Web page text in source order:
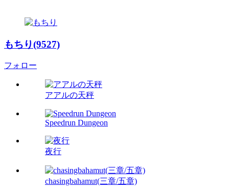
もちり(9527)
フォロー
アアルの天秤
Speedrun Dungeon
夜行
chasingbahamut(三章/五章)